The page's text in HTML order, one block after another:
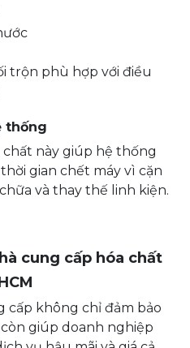
trộn phù hợp với điều
thống
này giúp hệ thống
gian chết máy vì cặn
và thay thế linh kiện.
cung cấp hóa chất
cấp không chỉ đảm bảo
giúp doanh nghiệp